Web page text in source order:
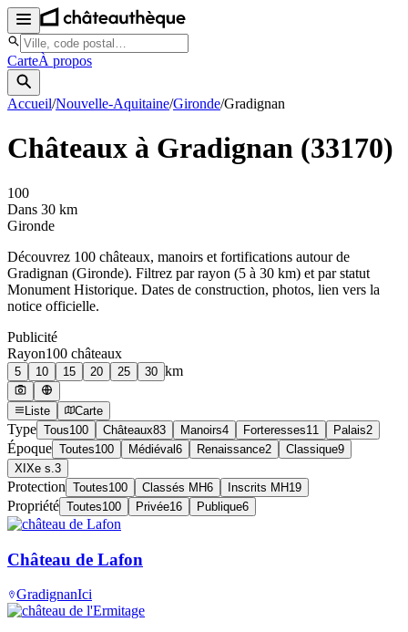
CarteÀ propos
Accueil/Nouvelle-Aquitaine/Gironde/Gradignan
Châteaux à Gradignan (33170)
100
Dans 30 km
Gironde
Découvrez 100 châteaux, manoirs et fortifications autour de
Gradignan (Gironde). Filtrez par rayon (5 à 30 km) et par statut
Monument Historique. Dates de construction, photos, lien vers la
notice officielle.
Publicité
Rayon100 châteaux
5 10 15 20 25 30 km
Liste Carte
Type Tous100 Châteaux83 Manoirs4 Forteresses11 Palais2
Époque Toutes100 Médiéval 6 Renaissance2 Classique9
XIXe s. 3
Protection Toutes100 Classés MH6 Inscrits MH19
Propriété Toutes100 Privée16 Publique6
Château de Lafon
GradignanIci